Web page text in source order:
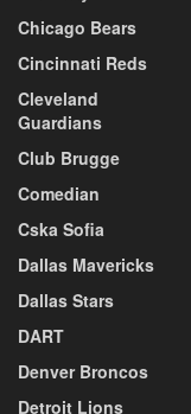
Chicago Bears
Cincinnati Reds
Cleveland
Guardians
Club Brugge
Comedian
Cska Sofia
Dallas Mavericks
Dallas Stars
DART
Denver Broncos
Detroit Lions